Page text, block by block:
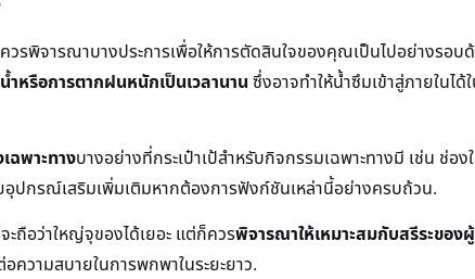
วรพิจารณาบางประการเพื่อให้การตัดสินใจของคุณเป็นไปอย่างร
ำหรือการตากฝนหนักเป็นเวลานาน ซึ่งอาจทำให้น้ำซึมเข้าสู่ภายในไ
ฉพาะทางบางอย่างที่กระเป๋าเป้สำหรับกิจกรรมเฉพาะทางมี เช่น ช่อ
อุปกรณ์เสริมเพิ่มเติมหากต้องการฟังก์ชันเหล่านี้อย่างครบถ้วน.
ถือว่าใหญ่จุของได้เยอะ แต่ก็ควรพิจารณาให้เหมาะสมกับสรีระของ
ความสบายในการพกพาในระยะยาว.